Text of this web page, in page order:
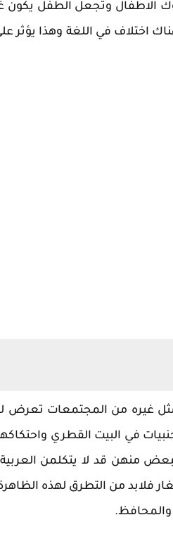
الاطفال وتجعل الطفل يكون
اختلاف في اللغة وهذا يؤثر
غيره من المجتمعات تعرض
في البيت القطري
منهن قد لا يتكلمن
فلابد من التطرق لهذه
والمحافظ.